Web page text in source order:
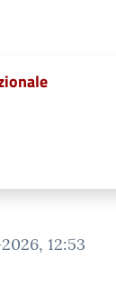
12:53